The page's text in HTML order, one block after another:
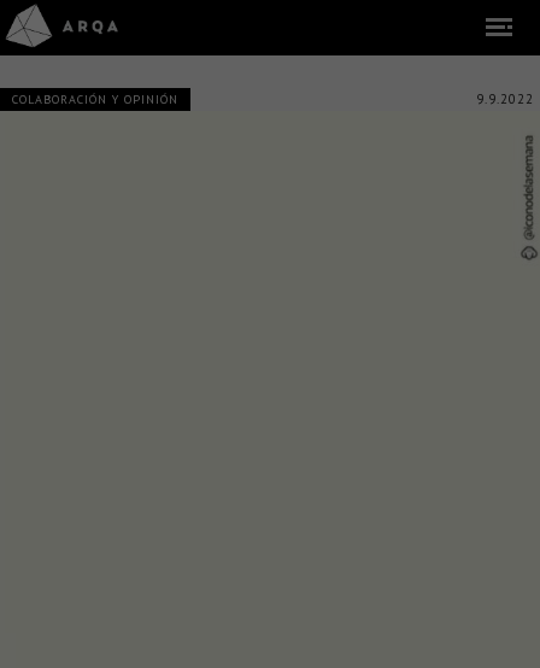
COLABORACIÓN Y OPINIÓN 9.9.2022